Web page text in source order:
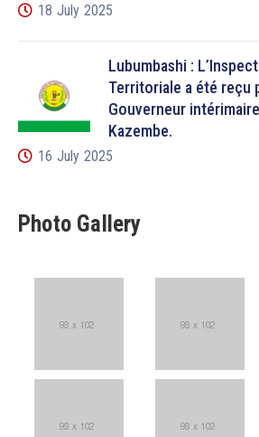
18 July 2025
Lubumbashi :
Territoriale a été reçu
Gouverneur
Kazembe.
16 July 2025
Photo Gallery